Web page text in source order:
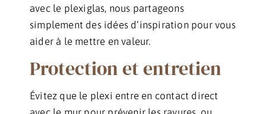
avec le plexiglas, nous partageons
simplement des idées d’inspiration pour vous
aider à le mettre en valeur.
Protection et entretien
Évitez que le plexi entre en contact direct